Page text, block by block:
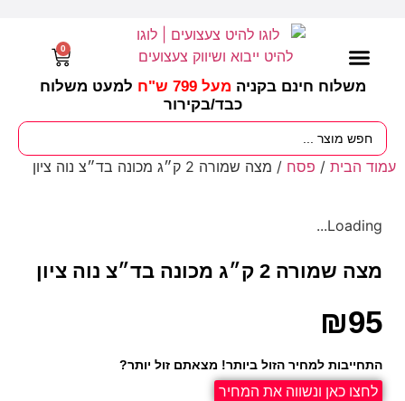
משלוח חינם בקניה מעל 799 ש"ח
למעט משלוח
כבד/בקירור
0
עמוד הבית / פסח / מצה שמורה 2 ק״ג מכונה בד״צ נוה ציון
Loading...
מצה שמורה 2 ק״ג מכונה בד״צ נוה ציון
₪95
התחייבות למחיר הזול ביותר! מצאתם זול יותר?
לחצו כאן ונשווה את המחיר